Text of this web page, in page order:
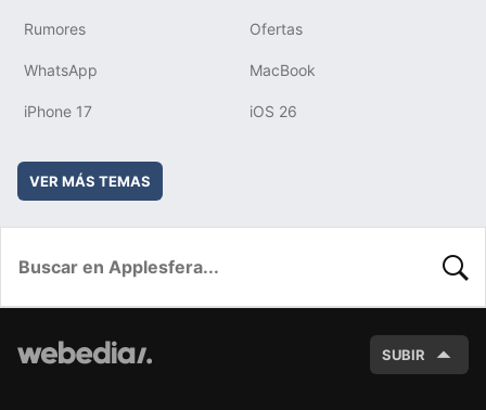
Rumores Ofertas
WhatsApp MacBook
iPhone 17 iOS 26
VER MÁS TEMAS
SUBIR